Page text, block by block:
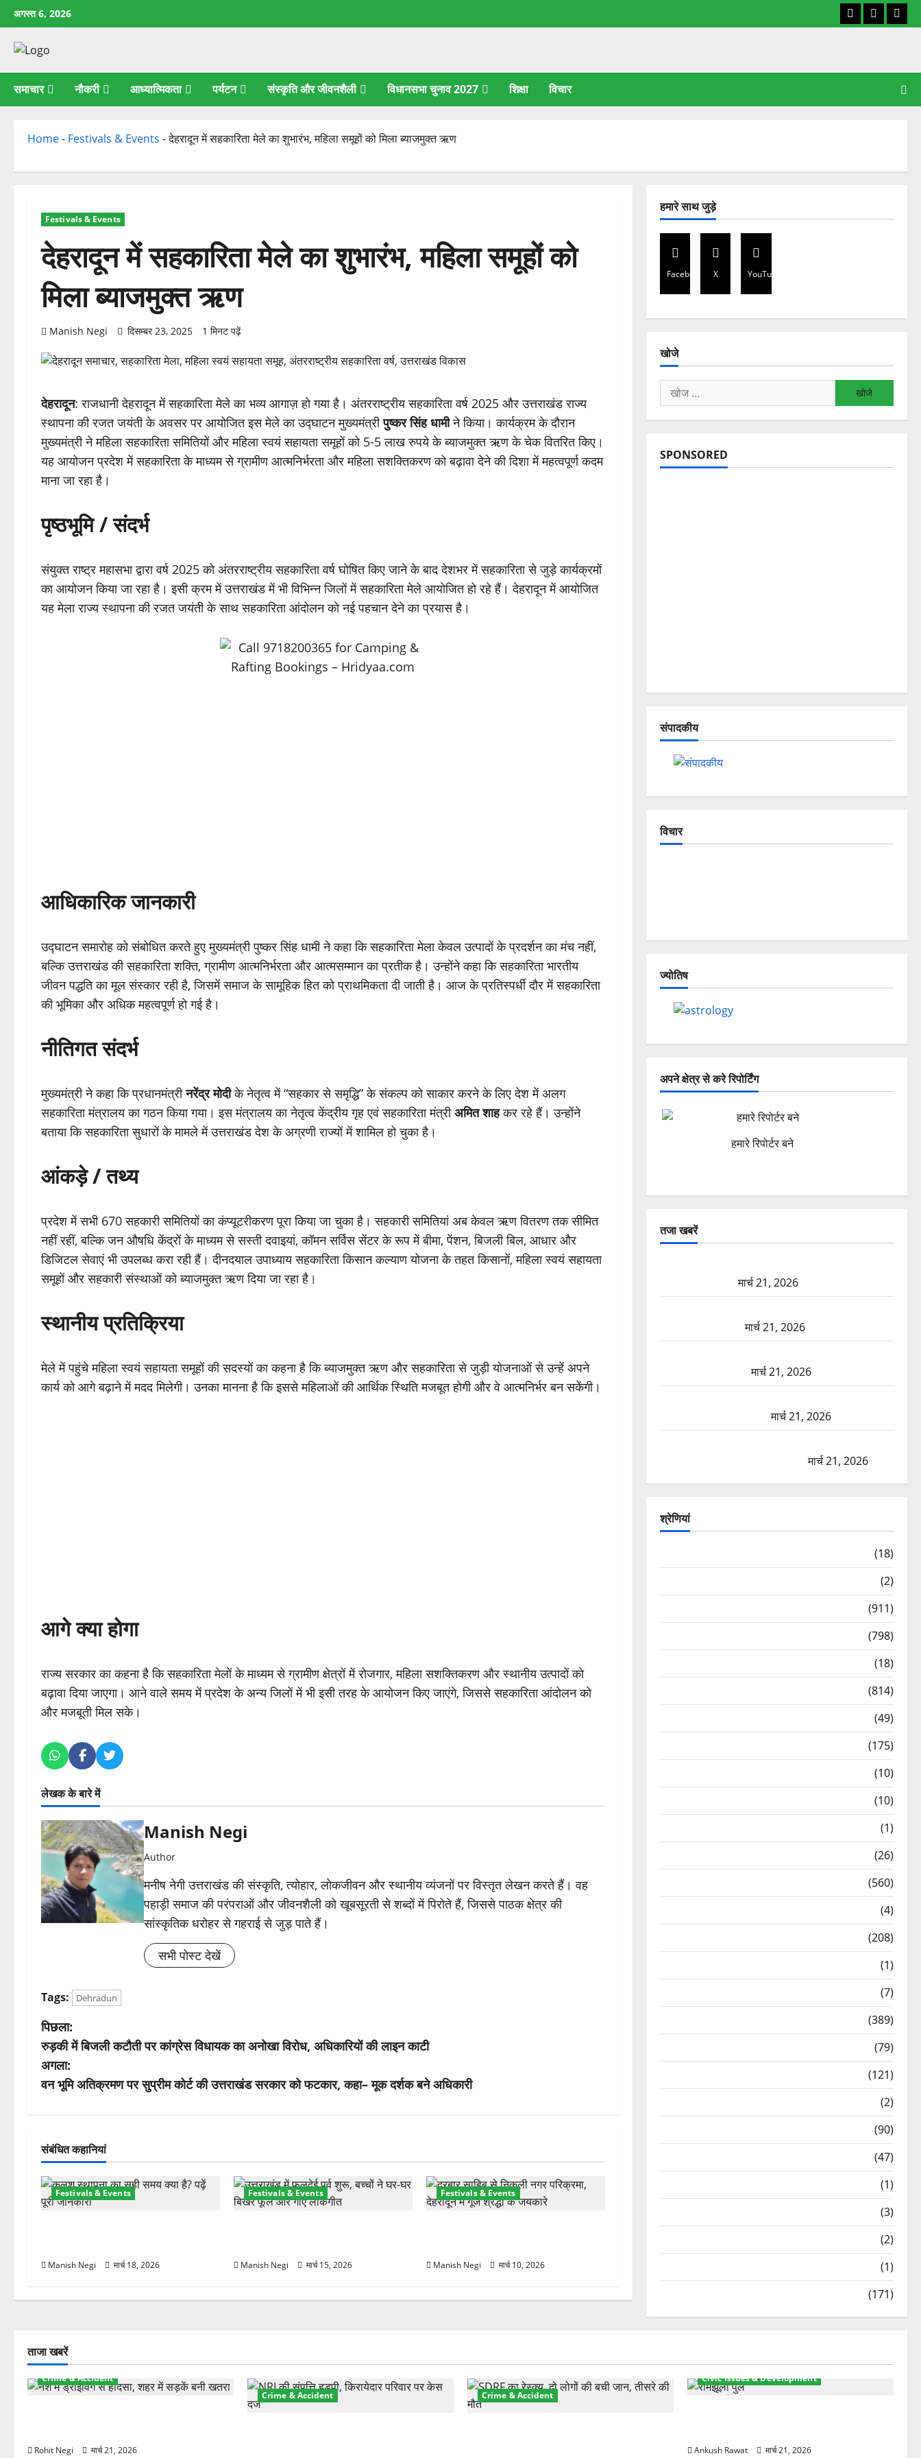
छोड़कर
सामग्री
अगस्त 6, 2026 Facebook
X
समाचार नौकरी आध्यात्मिकता पर्यटन संस्कृति और जीवनशैली विधानसभा चुनाव 2027 शिक्षा विचार
Home- Festivals & Events -देहरादून में सहकारिता मेले का शुभारंभ, महिला समूहों को मिला ब्याजमुक्त ऋण
Festivals & Events
देहरादून में सहकारिता मेले का शुभारंभ, महिला समूहों को
मिला ब्याजमुक्त ऋण
Manish Negi दिसम्बर 23, 2025 1 मिनट पढ़ें
देहरादून: राजधानी देहरादून में सहकारिता मेले का भव्य आगाज़ हो गया है। अंतरराष्ट्रीय सहकारिता वर्ष 2025 और उत्तराखंड राज्य
स्थापना की रजत जयंती के अवसर पर आयोजित इस मेले का उद्घाटन मुख्यमंत्रीपुष्कर सिंह धामीने किया। कार्यक्रम के दौरान
मुख्यमंत्री ने महिला सहकारिता समितियों और महिला स्वयं सहायता समूहों को 5-5 लाख रुपये के ब्याजमुक्त ऋण के चेक वितरित किए।
यह आयोजन प्रदेश में सहकारिता के माध्यम से ग्रामीण आत्मनिर्भरता और महिला सशक्तिकरण को बढ़ावा देने की दिशा में महत्वपूर्ण कदम
माना जा रहा है।
पृष्ठभूमि / संदर्भ
संयुक्त राष्ट्र महासभा द्वारा वर्ष 2025 को अंतरराष्ट्रीय सहकारिता वर्ष घोषित किए जाने के बाद देशभर में सहकारिता से जुड़े कार्यक्रमों
का आयोजन किया जा रहा है। इसी क्रम में उत्तराखंड में भी विभिन्न जिलों में सहकारिता मेले आयोजित हो रहे हैं। देहरादून में आयोजित
यह मेला राज्य स्थापना की रजत जयंती के साथ सहकारिता आंदोलन को नई पहचान देने का प्रयास है।
आधिकारिक जानकारी
उद्घाटन समारोह को संबोधित करते हुए मुख्यमंत्री पुष्कर सिंह धामी ने कहा कि सहकारिता मेला केवल उत्पादों के प्रदर्शन का मंच नहीं,
बल्कि उत्तराखंड की सहकारिता शक्ति, ग्रामीण आत्मनिर्भरता और आत्मसम्मान का प्रतीक है। उन्होंने कहा कि सहकारिता भारतीय
जीवन पद्धति का मूल संस्कार रही है, जिसमें समाज के सामूहिक हित को प्राथमिकता दी जाती है। आज के प्रतिस्पर्धी दौर में सहकारिता
की भूमिका और अधिक महत्वपूर्ण हो गई है।
नीतिगत संदर्भ
मुख्यमंत्री ने कहा कि प्रधानमंत्रीनरेंद्र मोदीके नेतृत्व में “सहकार से समृद्धि” के संकल्प को साकार करने के लिए देश में अलग
सहकारिता मंत्रालय का गठन किया गया। इस मंत्रालय का नेतृत्व केंद्रीय गृह एवं सहकारिता मंत्रीअमित शाहकर रहे हैं। उन्होंने
बताया कि सहकारिता सुधारों के मामले में उत्तराखंड देश के अग्रणी राज्यों में शामिल हो चुका है।
आंकड़े / तथ्य
प्रदेश में सभी 670 सहकारी समितियों का कंप्यूटरीकरण पूरा किया जा चुका है। सहकारी समितियां अब केवल ऋण वितरण तक सीमित
नहीं रहीं, बल्कि जन औषधि केंद्रों के माध्यम से सस्ती दवाइयां, कॉमन सर्विस सेंटर के रूप में बीमा, पेंशन, बिजली बिल, आधार और
डिजिटल सेवाएं भी उपलब्ध करा रही हैं। दीनदयाल उपाध्याय सहकारिता किसान कल्याण योजना के तहत किसानों, महिला स्वयं सहायता
समूहों और सहकारी संस्थाओं को ब्याजमुक्त ऋण दिया जा रहा है।
स्थानीय प्रतिक्रिया
मेले में पहुंचे महिला स्वयं सहायता समूहों की सदस्यों का कहना है कि ब्याजमुक्त ऋण और सहकारिता से जुड़ी योजनाओं से उन्हें अपने
कार्य को आगे बढ़ाने में मदद मिलेगी। उनका मानना है कि इससे महिलाओं की आर्थिक स्थिति मजबूत होगी और वे आत्मनिर्भर बन सकेंगी।
आगे क्या होगा
राज्य सरकार का कहना है कि सहकारिता मेलों के माध्यम से ग्रामीण क्षेत्रों में रोजगार, महिला सशक्तिकरण और स्थानीय उत्पादों को
बढ़ावा दिया जाएगा। आने वाले समय में प्रदेश के अन्य जिलों में भी इसी तरह के आयोजन किए जाएंगे, जिससे सहकारिता आंदोलन को
और मजबूती मिल सके।
लेखक के बारे में
Manish Negi
Author
मनीष नेगी उत्तराखंड की संस्कृति, त्योहार, लोकजीवन और स्थानीय व्यंजनों पर विस्तृत लेखन करते हैं। वह
पहाड़ी समाज की परंपराओं और जीवनशैली को खूबसूरती से शब्दों में पिरोते हैं, जिससे पाठक क्षेत्र की
सांस्कृतिक धरोहर से गहराई से जुड़ पाते हैं।
सभी पोस्ट देखें
Tags: Dehradun
पो
स्ट
ने
गे
श
न
पिछला:
रुड़की में बिजली कटौती पर कांग्रेस विधायक का अनोखा विरोध, अधिकारियों की लाइन काटी
अगला:
वन भूमि अतिक्रमण पर सुप्रीम कोर्ट की उत्तराखंड सरकार को फटकार, कहा– मूक दर्शक बने अधिकारी
संबंधित कहानियां
Festivals & Events
Manish Negi मार्च 18, 2026
Festivals & Events
Manish Negi मार्च 15, 2026
Festivals & Events
Manish Negi मार्च 10, 2026
हमारे साथ जुड़े
Facebook X YouTube
खोजे
निम्न
को
खोजें:
SPONSORED
संपादकीय
विचार
ज्योतिष
अपने क्षेत्र से करे रिपोर्टिंग
हमारे रिपोर्टर बने
तजा खबरें
मार्च 21, 2026
मार्च 21, 2026
मार्च 21, 2026
मार्च 21, 2026
मार्च 21, 2026
श्रेणियां
(18)
(2)
(911)
(798)
(18)
(814)
(49)
(175)
(10)
(10)
(1)
(26)
(560)
(4)
(208)
(1)
(7)
(389)
(79)
(121)
(2)
(90)
(47)
(1)
(3)
(2)
(1)
(171)
ताजा खबरें
Crime & Accident
Rohit Negi मार्च 21, 2026
Crime & Accident Crime & Accident
Civic Issues & Development
Ankush Rawat मार्च 21, 2026